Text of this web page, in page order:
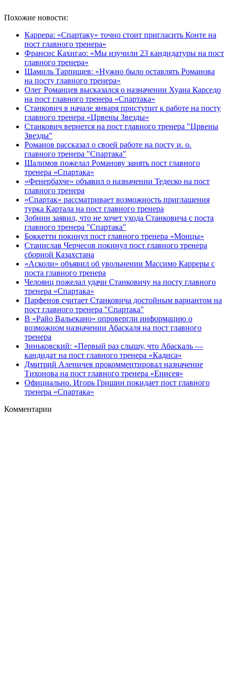
Похожие новости:
Каррера: «Спартаку» точно стоит пригласить Конте на
пост главного тренера»
Франсис Кахигао: «Мы изучили 23 кандидатуры на пост
главного тренера»
Шамиль Тарпищев: «Нужно было оставлять Романова
на посту главного тренера»
Олег Романцев высказался о назначении Хуана Карседо
на пост главного тренера «Спартака»
Станкович в начале января приступит к работе на посту
главного тренера «Црвены Звезды»
Станкович вернется на пост главного тренера "Црвены
Звезды"
Романов рассказал о своей работе на посту и. о.
главного тренера "Спартака"
Шалимов пожелал Романову занять пост главного
тренера «Спартака»
«Фенербахче» объявил о назначении Тедеско на пост
главного тренера
«Спартак» рассматривает возможность приглашения
турка Картала на пост главного тренера
Зобнин заявил, что не хочет ухода Станковича с поста
главного тренера "Спартака"
Боккетти покинул пост главного тренера «Монцы»
Станислав Черчесов покинул пост главного тренера
сборной Казахстана
«Асколи» объявил об увольнении Массимо Карреры с
поста главного тренера
Челоянц пожелал удачи Станковичу на посту главного
тренера «Спартака»
Парфенов считает Станковича достойным вариантом на
пост главного тренера "Спартака"
В «Райо Вальекано» опровергли информацию о
возможном назначении Абаскаля на пост главного
тренера
Зиньковский: «Первый раз слышу, что Абаскаль —
кандидат на пост главного тренера «Кадиса»
Дмитрий Аленичев прокомментировал назначение
Тихонова на пост главного тренера «Енисея»
Официально. Игорь Гришин покидает пост главного
тренера «Спартака»
Комментарии